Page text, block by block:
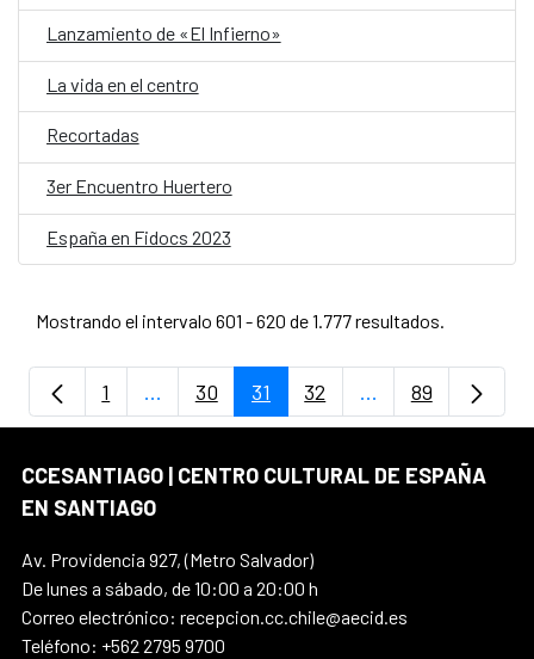
Lanzamiento de «El Infierno»
La vida en el centro
Recortadas
3er Encuentro Huertero
España en Fidocs 2023
Mostrando el intervalo 601 - 620 de 1.777 resultados.
Página
1 ...Páginas intermedias Use TAB para
Página
30 Página
31 Página
32 ...PáginasPágina
89
CCESANTIAGO | CENTRO CULTURAL DE ESPAÑA
EN SANTIAGO
Av. Providencia 927, (Metro Salvador)
De lunes a sábado, de 10:00 a 20:00 h
Correo electrónico: recepcion.cc.chile@aecid.es
Teléfono: +562 2795 9700